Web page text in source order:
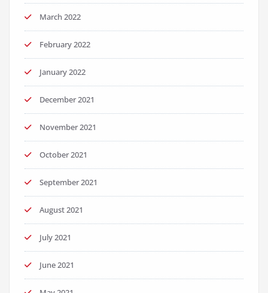
March 2022
February 2022
January 2022
December 2021
November 2021
October 2021
September 2021
August 2021
July 2021
June 2021